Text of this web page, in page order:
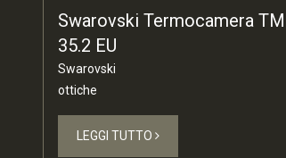
Swarovski Termocamera TM
35.2 EU
Swarovski
ottiche
LEGGI TUTTO